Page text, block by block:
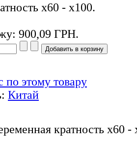
х60 - х100.
900,09 ГРН.
по этому товару
Китай
кратность х60 -